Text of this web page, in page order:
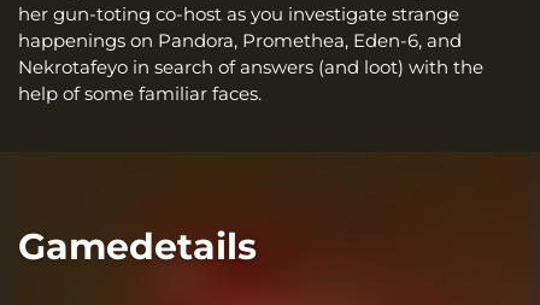
her gun-toting co-host as you investigate strange
happenings on Pandora, Promethea, Eden-6, and
Nekrotafeyo in search of answers (and loot) with the
help of some familiar faces.
Gamedetails